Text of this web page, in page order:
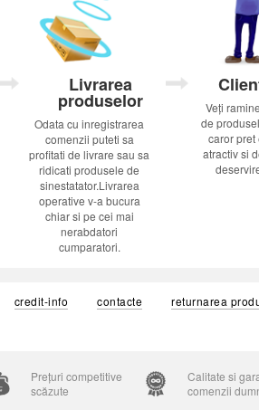
Livrarea
produselor
Odata cu inregistrarea
comenzii puteti sa
profitati de livrare sau sa
ridicati produsele de
sinestatator.Livrarea
operative v-a bucura
chiar si pe cei mai
nerabdatori
cumparatori.
Veți
de
caror pret
atractiv si
credit-info contacte
returnarea
Prețuri competitive
scăzute
Calitate si
comenzii